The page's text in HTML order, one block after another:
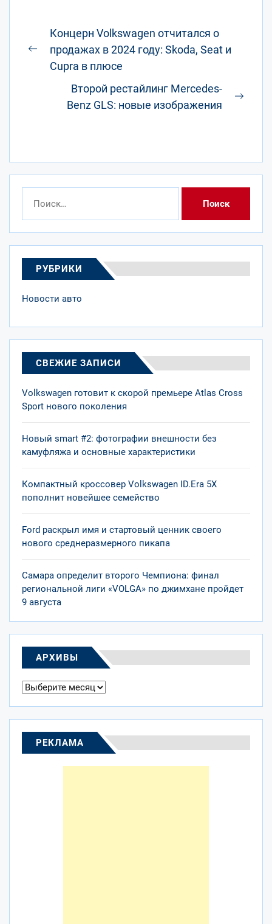
Навигация
по
записям
Предыдущая
запись:
Концерн Volkswagen отчитался о
продажах в 2024 году: Skoda, Seat и
Cupra в плюсе
Второй рестайлинг Mercedes-
Benz GLS: новые изображения
РУБРИКИ
Новости авто
СВЕЖИЕ ЗАПИСИ
Volkswagen готовит к скорой премьере Atlas Cross
Sport нового поколения
Новый smart #2: фотографии внешности без
камуфляжа и основные характеристики
Компактный кроссовер Volkswagen ID.Era 5X
пополнит новейшее семейство
Ford раскрыл имя и стартовый ценник своего
нового среднеразмерного пикапа
Самара определит второго Чемпиона: финал
региональной лиги «VOLGA» по джимхане пройдет
9 августа
АРХИВЫ
Архивы
РЕКЛАМА